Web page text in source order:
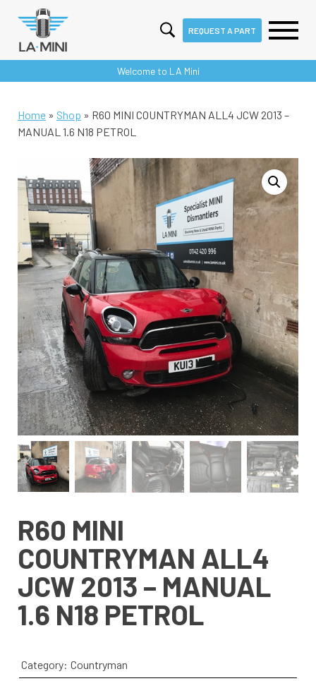
to
REQUEST A PART
Welcome to LA Mini
Home » Shop » R60 MINI COUNTRYMAN ALL4 JCW 2013 –
MANUAL 1.6 N18 PETROL
R60 MINI
COUNTRYMAN ALL4
JCW 2013 – MANUAL
1.6 N18 PETROL
Category: Countryman